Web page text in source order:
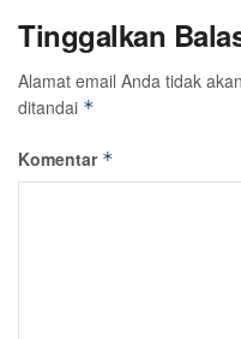
Tinggalkan
Alamat email Anda tidak
ditandai *
Komentar *